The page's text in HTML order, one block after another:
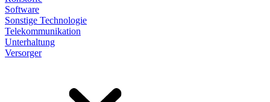
Software
Sonstige Technologie
Telekommunikation
Unterhaltung
Versorger